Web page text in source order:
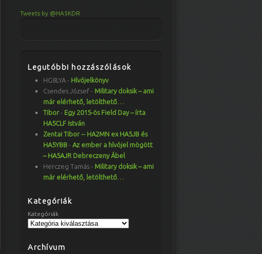
Tweets by @HA5KDR
Legutóbbi hozzászólások
HG8LYA - Hívójelkönyv
Csendes József - Military doksik – ami
már elérhető, letölthető…
Tibor - Egy 2015-ös Field Day – írta
HA5CLF István
Zentai Tibor -- HA2MN ex HA5JB és
HA5YBB - Az ember a hívójel mögött
– HA5AJR Debreczeny Ábel
Herczeg Tamás - Military doksik – ami
már elérhető, letölthető…
Kategóriák
Kategóriák
Archívum